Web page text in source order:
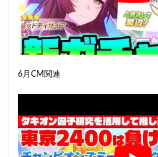
6月CM関連